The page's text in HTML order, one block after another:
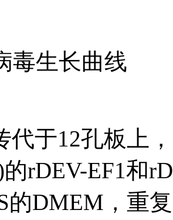
毒生长曲线
代于12孔板上
rDEV-EF1和
的DMEM，重